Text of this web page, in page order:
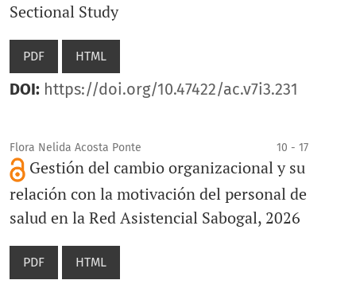
Sectional Study
PDF HTML
DOI: https://doi.org/10.47422/ac.v7i3.231
Flora Nelida Acosta Ponte 10 - 17
Gestión del cambio organizacional y su
relación con la motivación del personal de
salud en la Red Asistencial Sabogal, 2026
PDF HTML